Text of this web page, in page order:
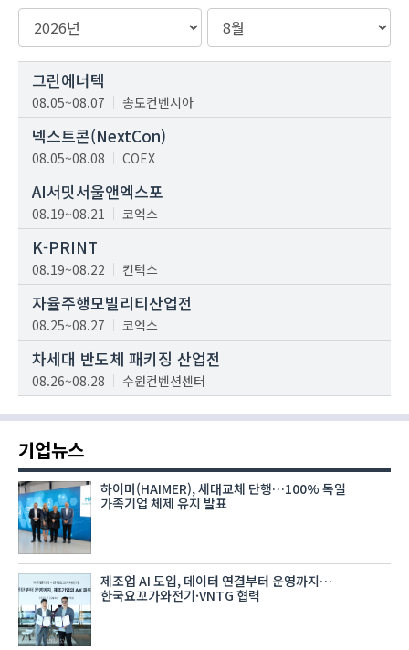
그린에너텍
08.05~08.07 송도컨벤시아
넥스트콘(NextCon)
08.05~08.08 COEX
AI서밋서울앤엑스포
08.19~08.21 코엑스
K-PRINT
08.19~08.22 킨텍스
자율주행모빌리티산업전
08.25~08.27 코엑스
차세대 반도체 패키징 산업전
08.26~08.28 수원컨벤션센터
기업뉴스
하이머(HAIMER), 세대교체 단행…100% 독일
가족기업 체제 유지 발표
제조업 AI 도입, 데이터 연결부터 운영까지…
한국요꼬가와전기·VNTG 협력